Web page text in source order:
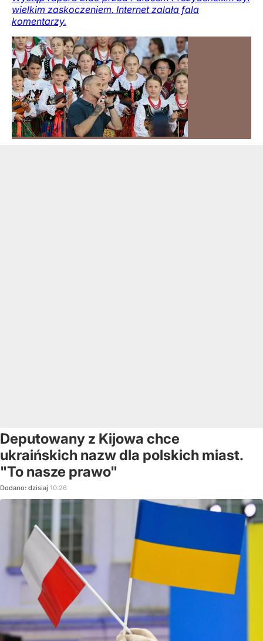
wielkim zaskoczeniem. Internet zalała fala
komentarzy.
Deputowany z Kijowa chce
ukraińskich nazw dla polskich miast.
"To nasze prawo"
Dodano: dzisiaj 10:26